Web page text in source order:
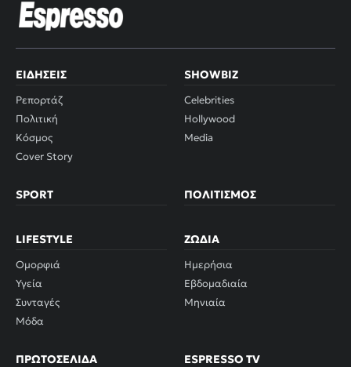
ΕΙΔΉΣΕΙΣ
Ρεπορτάζ
Πολιτική
Κόσμος
Cover Story
SHOWBIZ
Celebrities
Hollywood
Media
SPORT ΠΟΛΙΤΙΣΜΌΣ
LIFESTYLE
Ομορφιά
Υγεία
Συνταγές
Μόδα
ΖΏΔΙΑ
Ημερήσια
Εβδομαδιαία
Μηνιαία
ΠΡΩΤΟΣΈΛΙΔΑ ESPRESSO TV